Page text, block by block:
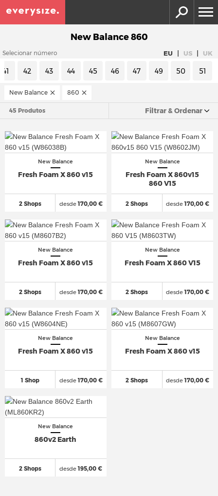
New Balance 860
Selecionar número EU | US | UK
41 42 43 44 45 46 47 49 50 51
New Balance 860
45 Produtos Filtrar & Ordenar
New Balance
Fresh Foam X 860 v15
2 Shops desde170,00 €
New Balance
Fresh Foam X 860v15
860 V15
2 Shops desde170,00 €
New Balance
Fresh Foam X 860 v15
2 Shops desde170,00 €
New Balance
Fresh Foam X 860 V15
2 Shops desde170,00 €
New Balance
Fresh Foam X 860 v15
1 Shop desde170,00 €
New Balance
Fresh Foam X 860 v15
2 Shops desde170,00 €
New Balance
860v2 Earth
2 Shops desde195,00 €